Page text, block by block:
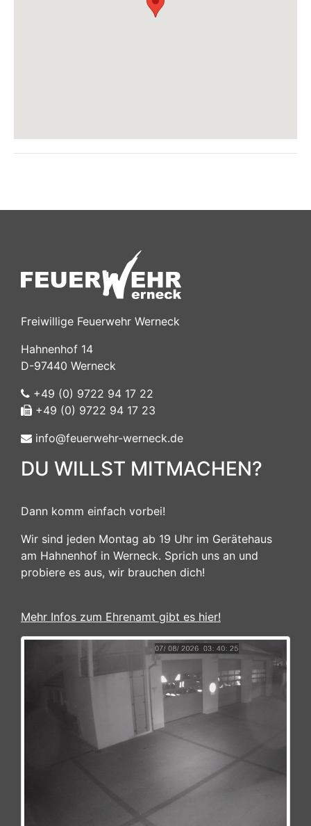
Freiwillige Feuerwehr Werneck
Hahnenhof 14
D-97440 Werneck
+49 (0) 9722 94 17 22
+49 (0) 9722 94 17 23
info@feuerwehr-werneck.de
DU WILLST MITMACHEN?
Dann komm einfach vorbei!
Wir sind jeden Montag ab 19 Uhr im Gerätehaus
am Hahnenhof in Werneck. Sprich uns an und
probiere es aus, wir brauchen dich!
Mehr Infos zum Ehrenamt gibt es hier!